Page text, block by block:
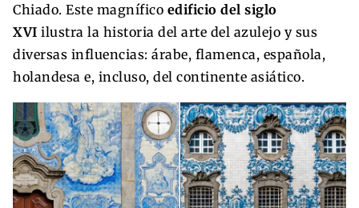
Chiado. Este magnífico edificio del siglo
XVI ilustra la historia del arte del azulejo y sus
diversas influencias: árabe, flamenca, española,
holandesa e, incluso, del continente asiático.